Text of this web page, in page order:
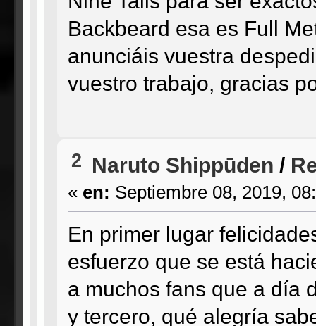
Backbeard esa es Full
anunciáis vuestra
vuestro trabajo, gracias
2 Naruto Shippūden /
« en: Septiembre 08, 2019,
En primer lugar
esfuerzo que se está
a muchos fans que a día
y tercero, qué alegría